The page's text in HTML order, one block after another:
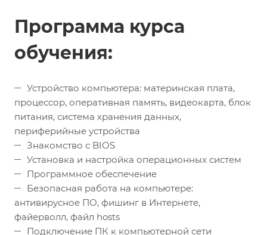
Программа курса
обучения:
Устройство компьютера: материнская плата,
процессор, оперативная память, видеокарта, блок
питания, система хранения данных,
периферийные устройства
Знакомство с BIOS
Установка и настройка операционных систем
Программное обеспечение
Безопасная работа на компьютере:
антивирусное ПО, фишинг в Интернете,
файерволл, файл hosts
Подключение ПК к компьютерной сети